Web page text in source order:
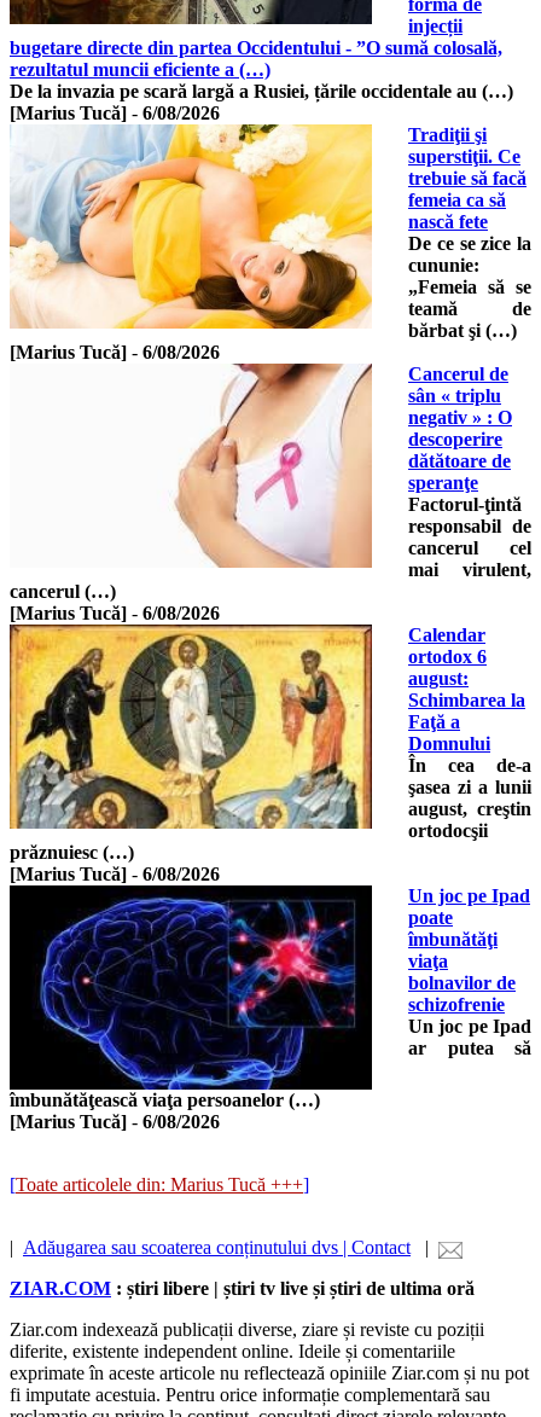
formă de
injecții
bugetare directe din partea Occidentului - ”O sumă colosală,
rezultatul muncii eficiente a (…)
De la invazia pe scară largă a Rusiei, țările occidentale au (…)
[Marius Tucă] - 6/08/2026
Tradiţii şi
superstiţii. Ce
trebuie să facă
femeia ca să
nască fete
De ce se zice la
cununie:
„Femeia să se
teamă de
bărbat şi (…)
[Marius Tucă] - 6/08/2026
Cancerul de
sân « triplu
negativ » : O
descoperire
dătătoare de
speranţe
Factorul-ţintă
responsabil de
cancerul cel
mai virulent,
cancerul (…)
[Marius Tucă] - 6/08/2026
Calendar
ortodox 6
august:
Schimbarea la
Faţă a
Domnului
În cea de-a
şasea zi a lunii
august, creştin
ortodocşii
prăznuiesc (…)
[Marius Tucă] - 6/08/2026
Un joc pe Ipad
poate
îmbunătăţi
viaţa
bolnavilor de
schizofrenie
Un joc pe Ipad
ar putea să
îmbunătăţească viaţa persoanelor (…)
[Marius Tucă] - 6/08/2026
[Toate articolele din: Marius Tucă +++]
| Adăugarea sau scoaterea conținutului dvs | Contact |
ZIAR.COM : știri libere | știri tv live și știri de ultima oră
Ziar.com indexează publicații diverse, ziare și reviste cu poziții
diferite, existente independent online. Ideile și comentariile
exprimate în aceste articole nu reflectează opiniile Ziar.com și nu pot
fi imputate acestuia. Pentru orice informație complementară sau